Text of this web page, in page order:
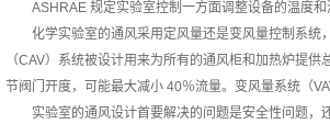
ASHRAE 规定实验室控制一方面调整设备的温度
化学实验室的通风采用定风量还是变风量控制系
（CAV）系统被设计用来为所有的通风柜和加热炉提
节阀门开度，可能最大减小 40％流量。变风量系统（
实验室的通风设计首要解决的问题是安全性问题，